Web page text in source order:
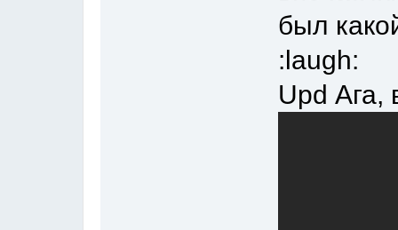
был
:laugh:
Upd Ага,